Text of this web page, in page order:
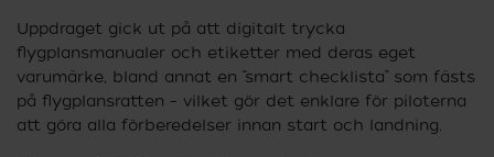
Uppdraget gick ut på att digitalt trycka
flygplansmanualer och etiketter med deras eget
varumärke, bland annat en ”smart checklista” som fästs
på flygplansratten – vilket gör det enklare för piloterna
att göra alla förberedelser innan start och landning.